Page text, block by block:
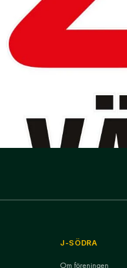
J-SÖDRA
Om föreningen